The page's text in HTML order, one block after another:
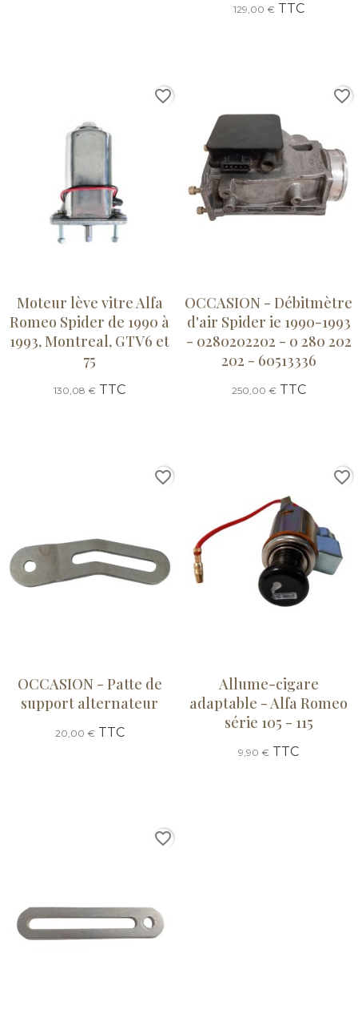
129,00 €TTC
Moteur lève vitre Alfa
Romeo Spider de 1990 à
1993, Montreal, GTV6 et
75
130,08 € TTC
favorite_border
OCCASION - Débitmètre
d'air Spider ie 1990-1993
- 0280202202 - 0 280 202
202 - 60513336
250,00 €TTC
favorite_border
OCCASION - Patte de
support alternateur
20,00 €TTC
favorite_border
Allume-cigare
adaptable - Alfa Romeo
série 105 - 115
9,90 € TTC
favorite_border
favorite_border